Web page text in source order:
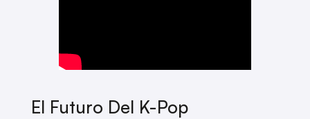
El Futuro Del K-Pop